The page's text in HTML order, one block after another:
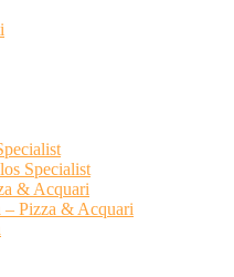
Specialist
& Acquari
– Pizza & Acquari